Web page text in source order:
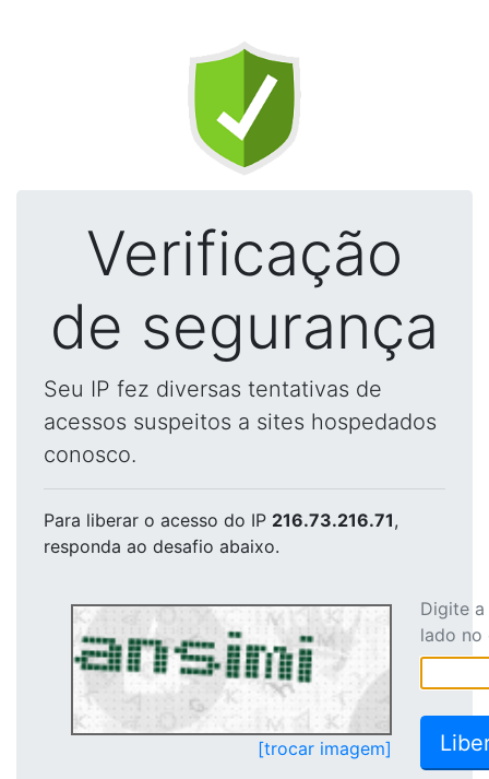
Verificação
de segurança
Seu IP fez diversas tentativas de
acessos suspeitos a sites hospedados
conosco.
Para liberar o acesso do IP 216.73.216.71,
responda ao desafio abaixo.
[trocar imagem]
Digite
lado no